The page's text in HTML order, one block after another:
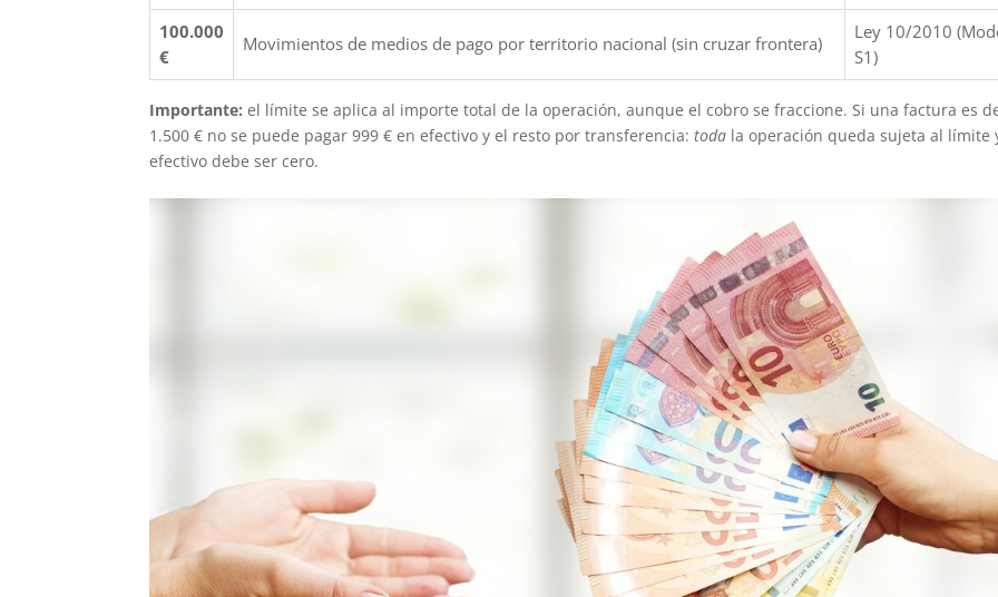
100.000
€
Movimientos de medios de pago por territorio nacional (sin cruzar frontera)
Ley 10/2010
S1)
Importante: el límite se aplica al importe total de la operación, aunque el cobro se fraccione. Si una factura es
1.500 € no se puede pagar 999 € en efectivo y el resto por transferencia:toda la operación queda sujeta al límite
efectivo debe ser cero.